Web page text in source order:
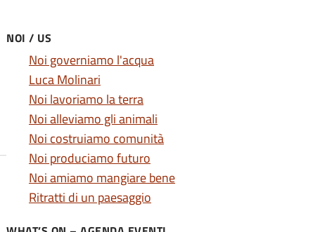
NOI / US
Noi governiamo l'acqua
Luca Molinari
Noi lavoriamo la terra
Noi alleviamo gli animali
Noi costruiamo comunità
Noi produciamo futuro
Noi amiamo mangiare bene
Ritratti di un paesaggio